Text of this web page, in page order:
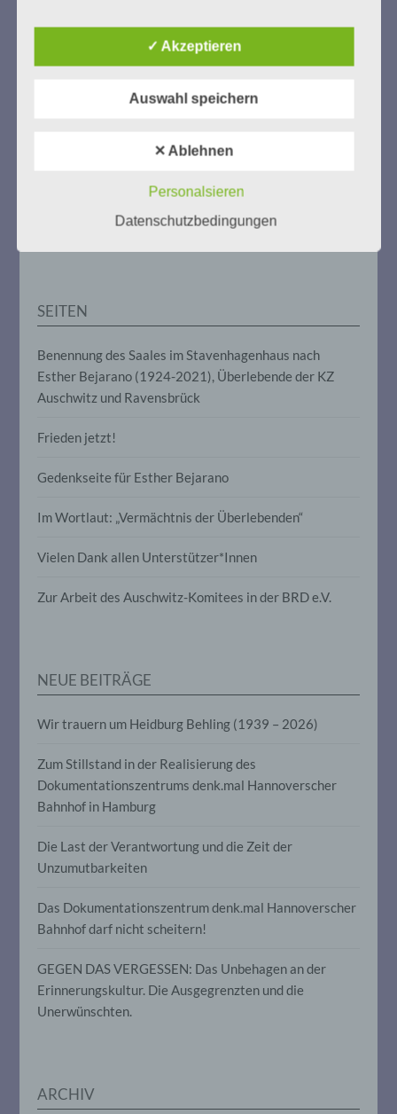
Vom 20. April bis 14. Juni 2026
ZUM NACHLESEN
Der Stutthof-Prozess
SEITEN
Benennung des Saales im Stavenhagenhaus nach
Esther Bejarano (1924-2021), Überlebende der KZ
Auschwitz und Ravensbrück
Frieden jetzt!
Gedenkseite für Esther Bejarano
Im Wortlaut: „Vermächtnis der Überlebenden“
Vielen Dank allen Unterstützer*Innen
Zur Arbeit des Auschwitz-Komitees in der BRD e.V.
NEUE BEITRÄGE
Wir trauern um Heidburg Behling (1939 – 2026)
Zum Stillstand in der Realisierung des
Dokumentationszentrums denk.mal Hannoverscher
Bahnhof in Hamburg
Die Last der Verantwortung und die Zeit der
Unzumutbarkeiten
Das Dokumentationszentrum denk.mal Hannoverscher
Bahnhof darf nicht scheitern!
GEGEN DAS VERGESSEN: Das Unbehagen an der
Erinnerungskultur. Die Ausgegrenzten und die
Unerwünschten.
ARCHIV
Person sind, identifiziert werden kann.
deren personenbezogene Daten von dem
verarbeitet werden.
im Zusammenhang mit
personenbezogenen Daten wie das
Erheben, das Erfassen, die Organisation,
das Ordnen, die Speicherung, die
Anpassung oder Veränderung, das
Verbreitung oder eine andere Form der
Verknüpfung, die Einschränkung, das
Markierung gespeicherter
e) Profiling
Profiling ist jede Art der automatisierten
die darin besteht, dass diese
personenbezogenen Daten verwendet
Aspekte, die sich auf eine natürliche
insbesondere, um Aspekte bezüglich
Arbeitsleistung, wirtschaftlicher Lage,
Gesundheit, persönlicher Vorlieben,
Aufenthaltsort oder Ortswechsel dieser
natürlichen Person zu analysieren oder
f) Pseudonymisierung
ohne Hinzuziehung zusätzlicher
Informationen nicht mehr einer
✓ Akzeptieren
Auswahl speichern
✕ Ablehnen
Personalsieren
Datenschutzbedingungen